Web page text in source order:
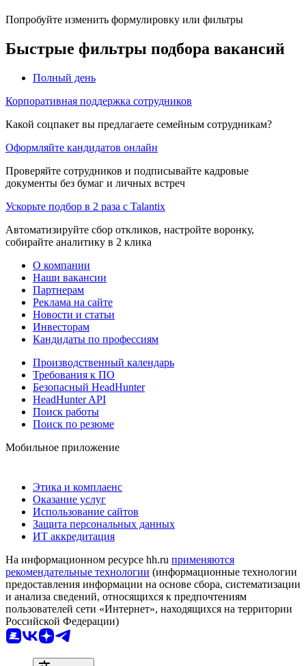
Попробуйте изменить формулировку или фильтры
Быстрые фильтры подбора вакансий
Полный день
Корпоративная поддержка сотрудников
Какой соцпакет вы предлагаете семейным сотрудникам?
Оформляйте кандидатов онлайн
Проверяйте сотрудников и подписывайте кадровые
документы без бумаг и личных встреч
Ускорьте подбор в 2 раза с Talantix
Автоматизируйте сбор откликов, настройте воронку,
собирайте аналитику в 2 клика
О компании
Наши вакансии
Партнерам
Реклама на сайте
Новости и статьи
Инвесторам
Кандидаты по профессиям
Производственный календарь
Требования к ПО
Безопасный HeadHunter
HeadHunter API
Поиск работы
Поиск по резюме
Мобильное приложение
Этика и комплаенс
Оказание услуг
Использование сайтов
Защита персональных данных
ИТ аккредитация
На информационном ресурсе hh.ru применяются
рекомендательные технологии (информационные технологии
предоставления информации на основе сбора, систематизации
и анализа сведений, относящихся к предпочтениям
пользователей сети «Интернет», находящихся на территории
Российской Федерации)